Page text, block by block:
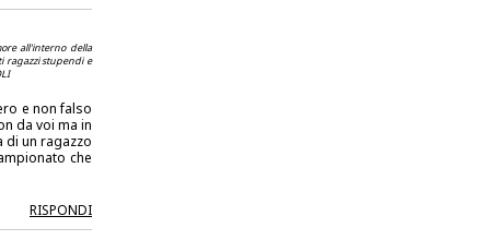
all'interno della
ragazzi stupendi e
e non falso
da voi ma in
un ragazzo
che
RISPONDI